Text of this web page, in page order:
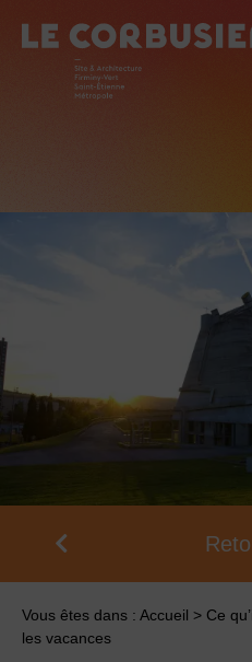
Vous êtes dans : Accueil > Ce
les vacances